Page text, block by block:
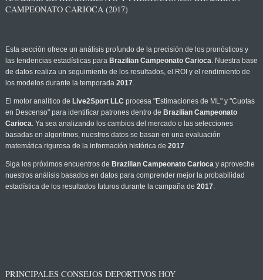
CAMPEONATO CARIOCA (2017)
Esta sección ofrece un análisis profundo de la precisión de los pronósticos y
las tendencias estadísticas para Brazilian Campeonato Carioca. Nuestra base
de datos realiza un seguimiento de los resultados, el ROI y el rendimiento de
los modelos durante la temporada 2017.
El motor analítico de Live2Sport LLC procesa "Estimaciones de ML" y "Cuotas
en Descenso" para identificar patrones dentro de Brazilian Campeonato
Carioca. Ya sea analizando los cambios del mercado o las selecciones
basadas en algoritmos, nuestros datos se basan en una evaluación
matemática rigurosa de la información histórica de 2017.
Siga los próximos encuentros de Brazilian Campeonato Cariocay aproveche
nuestros análisis basados en datos para comprender mejor la probabilidad
estadística de los resultados futuros durante la campaña de 2017.
PRINCIPALES CONSEJOS DEPORTIVOS HOY